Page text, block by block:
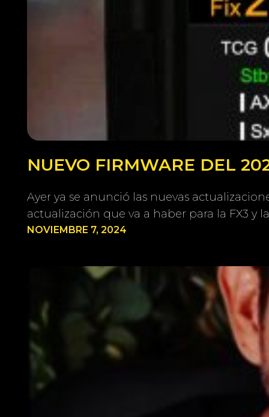
NUEVO FIRMWARE DEL
Ayer ya se anunció las nuevas
actualización que va a haber para la FX3 y
NOVIEMBRE 7, 2024